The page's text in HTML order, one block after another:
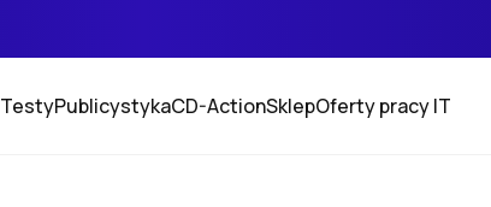
TestyPublicystykaCD-ActionSklepOferty pracy IT